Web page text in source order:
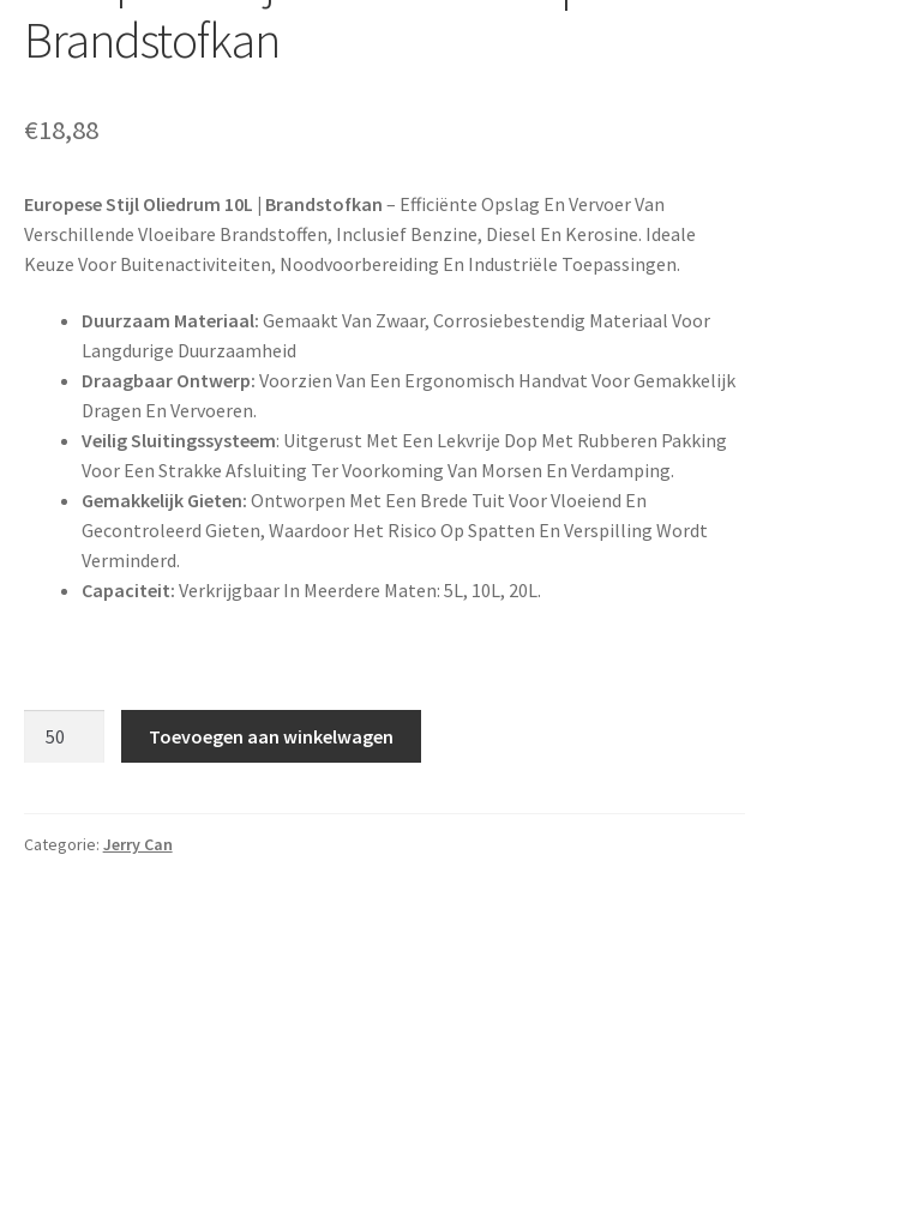
Brandstofkan
€18,88
Europese Stijl Oliedrum 10L | Brandstofkan – Efficiënte Opslag En Vervoer Van
Verschillende Vloeibare Brandstoffen, Inclusief Benzine, Diesel En Kerosine. Ideale
Keuze Voor Buitenactiviteiten, Noodvoorbereiding En Industriële Toepassingen.
Duurzaam Materiaal: Gemaakt Van Zwaar, Corrosiebestendig Materiaal Voor
Langdurige Duurzaamheid
Draagbaar Ontwerp: Voorzien Van Een Ergonomisch Handvat Voor Gemakkelijk
Dragen En Vervoeren.
Veilig Sluitingssysteem: Uitgerust Met Een Lekvrije Dop Met Rubberen Pakking
Voor Een Strakke Afsluiting Ter Voorkoming Van Morsen En Verdamping.
Gemakkelijk Gieten: Ontworpen Met Een Brede Tuit Voor Vloeiend En
Gecontroleerd Gieten, Waardoor Het Risico Op Spatten En Verspilling Wordt
Verminderd.
Capaciteit: Verkrijgbaar In Meerdere Maten: 5L, 10L, 20L.
|
Toevoegen aan winkelwagen
Categorie: Jerry Can